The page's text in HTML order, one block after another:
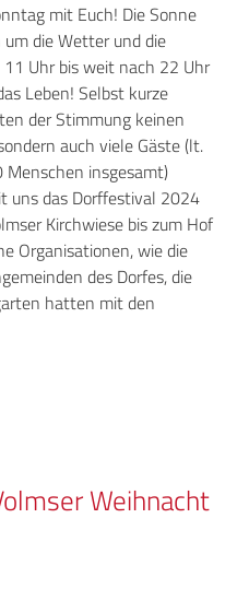
mit Euch! Die Sonne
die Wetter und die
Uhr bis weit nach 22 Uhr
Leben! Selbst kurze
der Stimmung keinen
auch viele Gäste (lt.
Menschen insgesamt)
uns das Dorffestival 2024
Kirchwiese bis zum Hof
Organisationen, wie die
des Dorfes, die
hatten mit den
Weihnacht